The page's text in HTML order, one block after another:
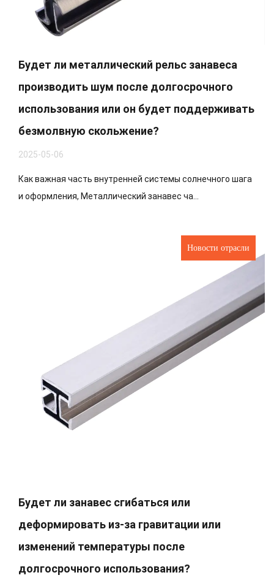
Будет ли металлический рельс занавеса
производить шум после долгосрочного
использования или он будет поддерживать
безмолвную скольжение?
2025-05-06
Как важная часть внутренней системы солнечного шага
и оформления, Металлический занавес ча...
Новости отрасли
Будет ли занавес сгибаться или
деформировать из-за гравитации или
изменений температуры после
долгосрочного использования?